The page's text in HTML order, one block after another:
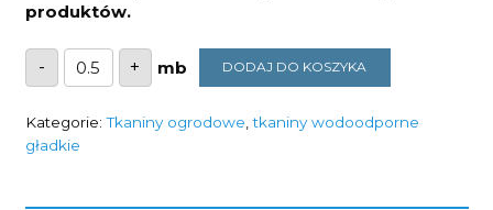
produktów.
-
ilość
Poliester
wodoodporny
mat
beżowy
190g/m2
+ DODAJ DO KOSZYKA
Kategorie:Tkaniny ogrodowe ,tkaniny wodoodporne
gładkie